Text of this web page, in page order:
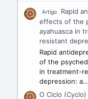
Artigo
Rapid
effects of the
ayahuasca in
resistant
Rapid
of the
in treatment-
depression: a...
O Ciclo (Cyclo)